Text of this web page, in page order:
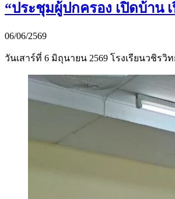
“ประชุมผู้ปกครอง เปิดบ้าน
06/06/2569
วันเสาร์ที่ 6 มิถุนายน 2569 โรงเรียนวชิรวิ